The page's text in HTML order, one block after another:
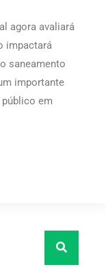
agora avaliará
impactará
saneamento
importante
em